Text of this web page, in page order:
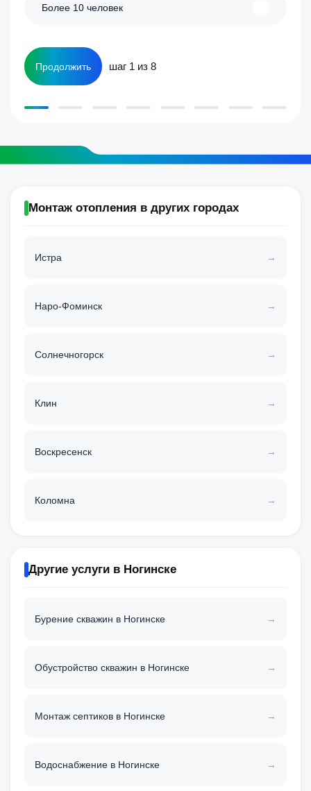
Более 10 человек
Продолжить шаг 1 из 8
Монтаж отопления в других городах
Истра
Наро-Фоминск
Солнечногорск
Клин
Воскресенск
Коломна
Другие услуги в Ногинске
Бурение скважин в Ногинске
Обустройство скважин в Ногинске
Монтаж септиков в Ногинске
Водоснабжение в Ногинске